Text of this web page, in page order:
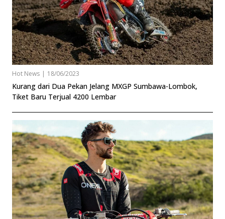
Hot News | 18/06/2023
Kurang dari Dua Pekan Jelang MXGP Sumbawa-Lombok,
Tiket Baru Terjual 4200 Lembar